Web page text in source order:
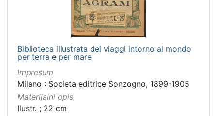
Biblioteca illustrata dei viaggi intorno al mondo
per terra e per mare
Impresum
Milano : Societa editrice Sonzogno, 1899-1905
Materijalni opis
Ilustr. ; 22 cm